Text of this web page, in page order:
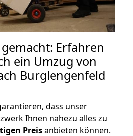
Erfahren
ein Umzug von
Burglengenfeld
dass unser
Ihnen nahezu alles zu
Preisanbieten können.